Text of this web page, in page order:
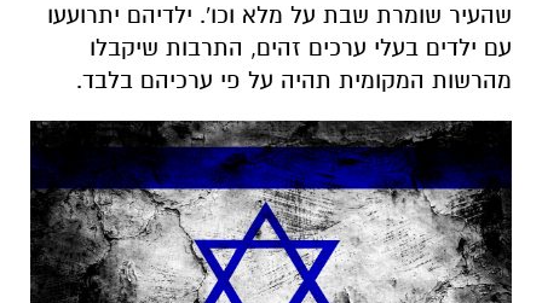
שהעיר שומרת שבת על מלא וכו'. ילדיהם יתרועעו
עם ילדים בעלי ערכים זהים, התרבות שיקבלו
מהרשות המקומית תהיה על פי ערכיהם בלבד.